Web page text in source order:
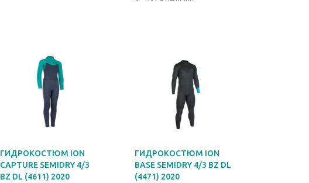
ГИДРОКОСТЮМ ION
CAPTURE SEMIDRY 4/3
BZ DL (4611) 2020
ГИДРОКОСТЮМ ION
BASЕ SEMIDRY 4/3 BZ DL
(4471) 2020